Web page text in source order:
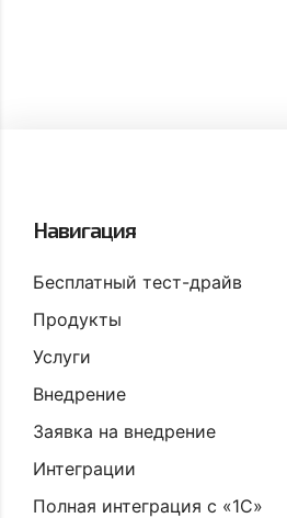
Навигация
Бесплатный тест-драйв
Продукты
Услуги
Внедрение
Заявка на внедрение
Интеграции
Полная интеграция с «1С»